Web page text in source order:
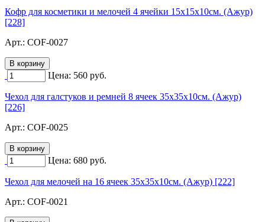
Кофр для косметики и мелочей 4 ячейки 15х15х10см. (Ажур)
[228]
Арт.: COF-0027
Цена: 560 руб.
Чехол для галстуков и ремней 8 ячеек 35х35х10см. (Ажур)
[226]
Арт.: COF-0025
Цена: 680 руб.
Чехол для мелочей на 16 ячеек 35х35х10см. (Ажур) [222]
Арт.: COF-0021